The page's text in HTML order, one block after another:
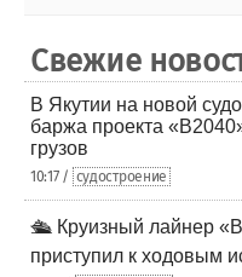
Свежие
В Якутии на новой
баржа проекта
грузов
10:17 / судостроение
🛳️ Круизный лайнер
приступил к ходовым